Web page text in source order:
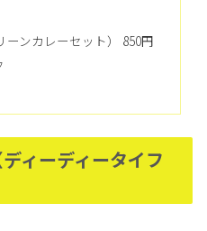
ーンカレーセット） 850円
ィーディータイフ